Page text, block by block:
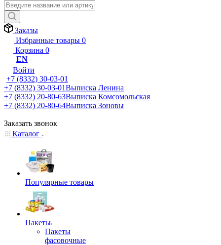
Заказы
Избранные товары 0
Корзина 0
EN
Войти
+7 (8332) 30-03-01
+7 (8332) 30-03-01Выписка Ленина
+7 (8332) 20-80-63Выписка Комсомольская
+7 (8332) 20-80-64Выписка Зоновы
Заказать звонок
Каталог
Популярные товары
Пакеты
Пакеты
фасовочные